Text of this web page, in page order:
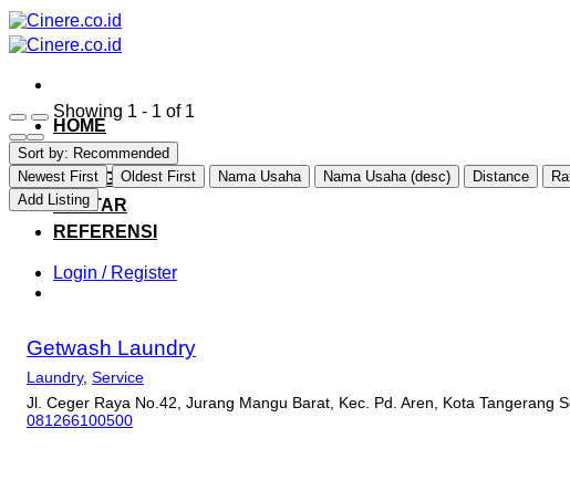
Skip
to
content
HOME
EXPLORE
CATEGORY
DAFTAR
REFERENSI
Login / Register
Showing 1 - 1 of 1
Sort by: Recommended
Newest First
Oldest First Nama Usaha Nama Usaha (desc) Distance
Add Listing
Getwash Laundry
Laundry, Service
Jl. Ceger Raya No.42, Jurang Mangu Barat, Kec. Pd. Aren, Kota Tangerang
081266100500